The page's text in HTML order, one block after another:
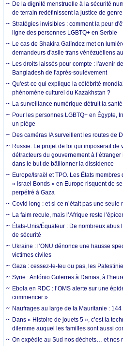
De la dignité menstruelle à la sécurité
de terrain redéfinissent la justice de genre
Stratégies invisibles : comment la peur
ligne des personnes LGBTQ+ en Serbie
Le cas de Shakira Galíndez met en
demandeurs d'asile trans vénézuéliens
Les droits laissés pour compte : l'avenir
Bangladesh de l'après-soulèvement
Qu'est-ce qui explique la célébrité
phénomène culturel du Kazakhstan ?
La surveillance numérique détruit la
Pour les personnes LGBTQ+ en Égypte,
un piège
Des caméras IA surveillent les routes de
Russie. Le projet de loi qui imposerait de
détracteurs du gouvernement à
dans le but de bâillonner la dissidence
Europe/Israël et TPO. Les États
« Israel Bonds » en Europe risquent de
perpétré à Gaza
Covid long : et si ce n’était pas une
La faim recule, mais l’Afrique reste
États-Unis/Équateur : De nombreux
de sécurité
Ukraine : l’ONU dénonce une hausse
victimes civiles
Gaza : cessez-le-feu ou pas, les
Syrie : António Guterres à Damas, à
Ebola en RDC : l’OMS alerte sur une
commencer »
Naufrages au large de la Mauritanie :
Dans « Histoire de jouets 5 », c’est la
dilemme auquel les familles sont aussi
On expédie au Sud nos déchets… et nos